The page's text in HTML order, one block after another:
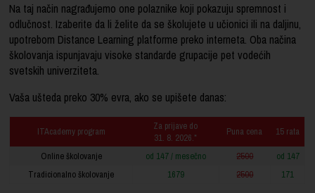
Na taj način nagrađujemo one polaznike koji pokazuju spremnost i
odlučnost. Izaberite da li želite da se školujete u učionici ili na daljinu,
upotrebom Distance Learning platforme preko interneta. Oba načina
školovanja ispunjavaju visoke standarde grupacije pet vodećih
svetskih univerziteta.
Vaša ušteda preko 30% evra, ako se upišete danas:
ITAcademy program
Za prijave do
31. 8. 2026.*
Puna cena 15 rata
Online školovanje od 147 / mesečno 2500
od 147
Tradicionalno školovanje
1679 2500 171